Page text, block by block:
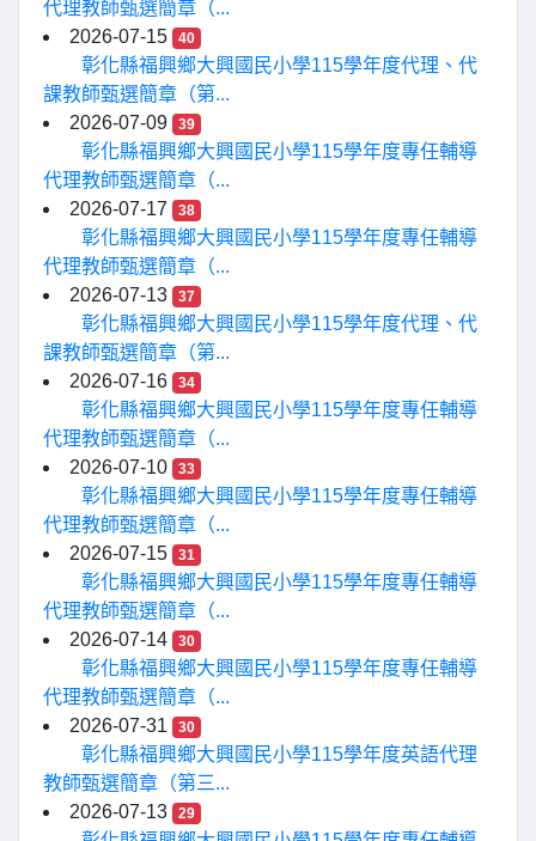
代理教師甄選簡章（...
2026-07-15
40
彰化縣福興鄉大興國民小學115學年度代理、代
課教師甄選簡章（第...
2026-07-09
39
彰化縣福興鄉大興國民小學115學年度專任輔導
代理教師甄選簡章（...
2026-07-17
38
彰化縣福興鄉大興國民小學115學年度專任輔導
代理教師甄選簡章（...
2026-07-13
37
彰化縣福興鄉大興國民小學115學年度代理、代
課教師甄選簡章（第...
2026-07-16
34
彰化縣福興鄉大興國民小學115學年度專任輔導
代理教師甄選簡章（...
2026-07-10
33
彰化縣福興鄉大興國民小學115學年度專任輔導
代理教師甄選簡章（...
2026-07-15
31
彰化縣福興鄉大興國民小學115學年度專任輔導
代理教師甄選簡章（...
2026-07-14
30
彰化縣福興鄉大興國民小學115學年度專任輔導
代理教師甄選簡章（...
2026-07-31
30
彰化縣福興鄉大興國民小學115學年度英語代理
教師甄選簡章（第三...
2026-07-13
29